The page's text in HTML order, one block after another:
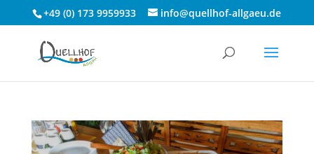
+49 (0) 173 9959933 info@quellhof-allgaeu.de